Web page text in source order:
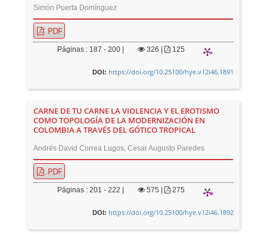
Simón Puerta Domínguez
PDF
Páginas : 187 - 200 | 326 125
DOI: https://doi.org/10.25100/hye.v12i46.1891
CARNE DE TU CARNE LA VIOLENCIA Y EL EROTISMO
COMO TOPOLOGÍA DE LA MODERNIZACIÓN EN
COLOMBIA A TRAVÉS DEL GÓTICO TROPICAL
Andrés David Correa Lugos, Cesar Augusto Paredes
PDF
Páginas : 201 - 222 | 575 275
DOI: https://doi.org/10.25100/hye.v12i46.1892